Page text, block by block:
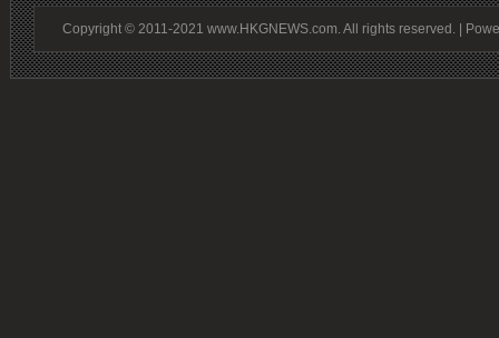
Copyright © 2011-2021 www.HKGNEWS.com. All rights reserved. |